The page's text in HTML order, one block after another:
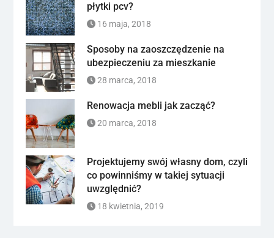
płytki pcv?
16 maja, 2018
Sposoby na zaoszczędzenie na
ubezpieczeniu za mieszkanie
28 marca, 2018
Renowacja mebli jak zacząć?
20 marca, 2018
Projektujemy swój własny dom, czyli
co powinniśmy w takiej sytuacji
uwzględnić?
18 kwietnia, 2019